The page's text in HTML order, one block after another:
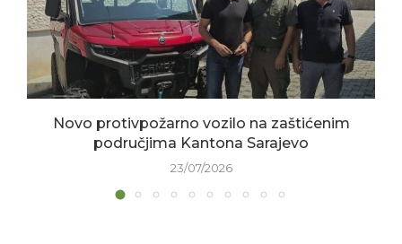
Novo protivpožarno vozilo na zaštićenim
područjima Kantona Sarajevo
23/07/2026